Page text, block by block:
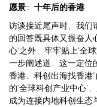
愿景：十年后的香港
访谈接近尾声时，我们
的回答既具体又振奋人
心’之外，牢牢贴上‘全
一步阐述道，这一定位
香港、科创出海找香港
的‘全球科创产业中心’
成为连接内地科创生态